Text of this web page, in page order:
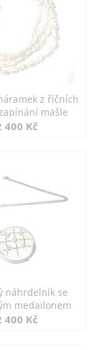
z říčních
mašle
400 Kč
náhrdelník se
medailonem
400 Kč